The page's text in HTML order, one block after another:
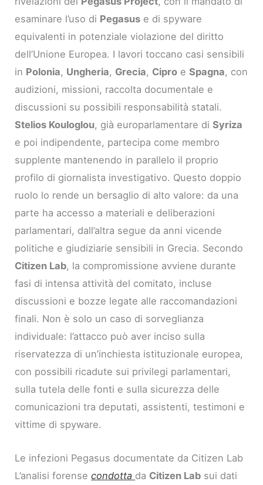
esaminare l’uso di Pegasus e di spyware
equivalenti in potenziale violazione del diritto
dell’Unione Europea. I lavori toccano casi sensibili
in Polonia, Ungheria, Grecia, Cipro eSpagna, con
audizioni, missioni, raccolta documentale e
discussioni su possibili responsabilità statali.
Stelios Kouloglou, già europarlamentare diSyriza
e poi indipendente, partecipa come membro
supplente mantenendo in parallelo il proprio
profilo di giornalista investigativo. Questo doppio
ruolo lo rende un bersaglio di alto valore: da una
parte ha accesso a materiali e deliberazioni
parlamentari, dall’altra segue da anni vicende
politiche e giudiziarie sensibili in Grecia. Secondo
Citizen Lab, la compromissione avviene durante
fasi di intensa attività del comitato, incluse
discussioni e bozze legate alle raccomandazioni
finali. Non è solo un caso di sorveglianza
individuale: l’attacco può aver inciso sulla
riservatezza di un’inchiesta istituzionale europea,
con possibili ricadute sui privilegi parlamentari,
sulla tutela delle fonti e sulla sicurezza delle
comunicazioni tra deputati, assistenti, testimoni e
vittime di spyware.
Le infezioni Pegasus documentate da Citizen Lab
L’analisi forensecondotta da Citizen Lab sui dati